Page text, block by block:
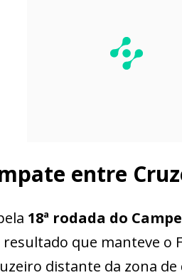
entre
18ª rodada do
resultado que manteve o
distante da zona